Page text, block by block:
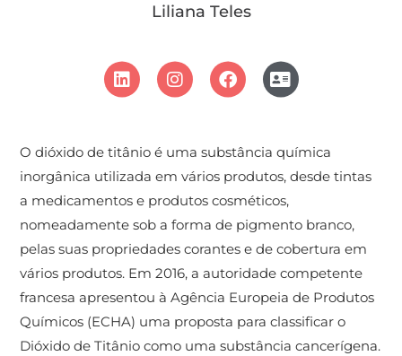
Liliana Teles
O dióxido de titânio é uma substância química
inorgânica utilizada em vários produtos, desde tintas
a medicamentos e produtos cosméticos,
nomeadamente sob a forma de pigmento branco,
pelas suas propriedades corantes e de cobertura em
vários produtos. Em 2016, a autoridade competente
francesa apresentou à Agência Europeia de Produtos
Químicos (ECHA) uma proposta para classificar o
Dióxido de Titânio como uma substância cancerígena.